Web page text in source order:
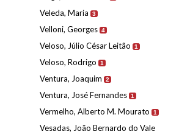
Veleda, Maria 3
Velloni, Georges 4
Veloso, Júlio César Leitão 1
Veloso, Rodrigo 1
Ventura, Joaquim 2
Ventura, José Fernandes 1
Vermelho, Alberto M. Mourato 1
Vesadas, João Bernardo do Vale